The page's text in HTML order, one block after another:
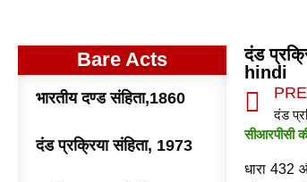
Bare Acts
भारतीय दण्ड संहिता,1860
दंड प्रक्रिया संहिता, 1973
दंड
hindi
सीआरपीसी
धारा 432